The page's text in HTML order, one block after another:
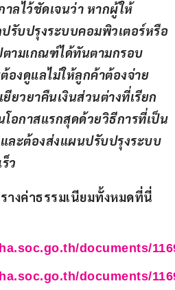
ลไว้ชัดเจนว่า หากผู้ให้
ปรับปรุงระบบคอมพิวเตอร์หรือ
ตามเกณฑ์ได้ทันตามกรอบ
องดูแลไม่ให้ลูกค้าต้องจ่าย
ยียวยาคืนเงินส่วนต่างที่เรียก
โอกาสแรกสุดด้วยวิธีการที่เป็น
ละต้องส่งแผนปรับปรุงระบบ
ว
างค่าธรรมเนียมทั้งหมดที่นี่
documents/
documents/